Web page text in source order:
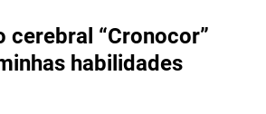
cerebral “Cronocor”
habilidades